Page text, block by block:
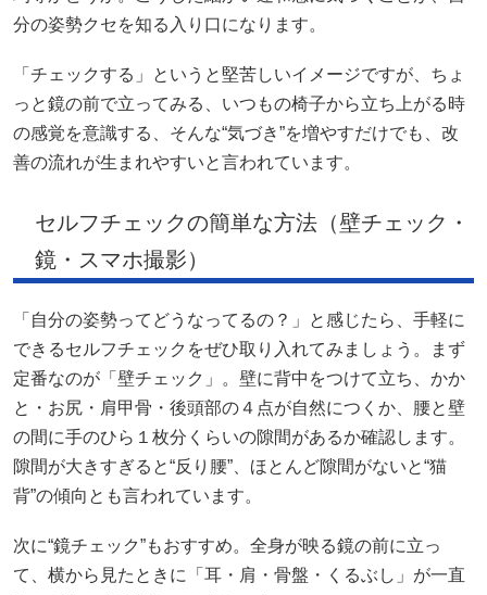
分の姿勢クセを知る入り口になります。
「チェックする」というと堅苦しいイメージですが、ちょ
っと鏡の前で立ってみる、いつもの椅子から立ち上がる時
の感覚を意識する、そんな“気づき”を増やすだけでも、改
善の流れが生まれやすいと言われています。
セルフチェックの簡単な方法（壁チェック・
鏡・スマホ撮影）
「自分の姿勢ってどうなってるの？」と感じたら、手軽に
できるセルフチェックをぜひ取り入れてみましょう。まず
定番なのが「壁チェック」。壁に背中をつけて立ち、かか
と・お尻・肩甲骨・後頭部の４点が自然につくか、腰と壁
の間に手のひら１枚分くらいの隙間があるか確認します。
隙間が大きすぎると“反り腰”、ほとんど隙間がないと“猫
背”の傾向とも言われています。
次に“鏡チェック”もおすすめ。全身が映る鏡の前に立っ
て、横から見たときに「耳・肩・骨盤・くるぶし」が一直